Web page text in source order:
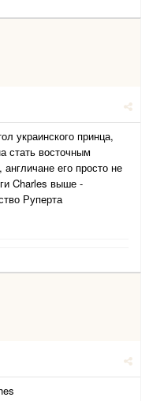
украинского принца,
стать восточным
его просто не
Charles выше -
Руперта